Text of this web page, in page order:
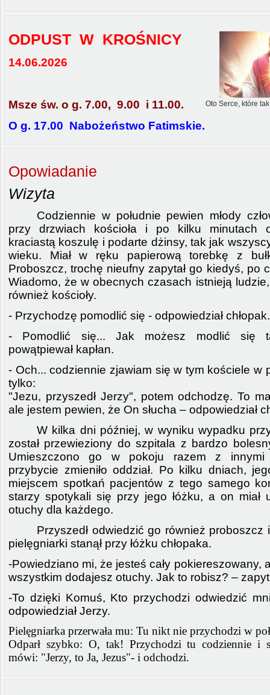
Oto Serce, które
ODPUST W KROŚNICY
14.06.2026
Msze św. o g. 7.00, 9.00 i 11.00.
O g. 17.00 Nabożeństwo Fatimskie.
Opowiadanie
Wizyta
Codziennie w południe pewien młody
przy drzwiach kościoła i po kilku minutach
kraciastą koszulę i podarte dżinsy, tak jak
wieku. Miał w ręku papierową torebkę z
Proboszcz, trochę nieufny zapytał go kiedyś, po
Wiadomo, że w obecnych czasach istnieją
również kościoły.
- Przychodzę pomodlić się - odpowiedział chłopak.
- Pomodlić się... Jak możesz modlić się
powątpiewał kapłan.
- Och... codziennie zjawiam się w tym kościele w
tylko:
"Jezu, przyszedł Jerzy", potem odchodzę. To
ale jestem pewien, że On słucha – odpowiedział
W kilka dni później, w wyniku wypadku
został przewieziony do szpitala z bardzo
Umieszczono go w pokoju razem z innymi
przybycie zmieniło oddział. Po kilku dniach,
miejscem spotkań pacjentów z tego samego
starzy spotykali się przy jego łóżku, a on miał
otuchy dla każdego.
Przyszedł odwiedzić go również proboszcz
pielęgniarki stanął przy łóżku chłopaka.
-Powiedziano mi, że jesteś cały pokiereszowany,
wszystkim dodajesz otuchy. Jak to robisz? –
-To dzięki Komuś, Kto przychodzi odwiedzić
odpowiedział Jerzy.
Pielęgniarka przerwała mu: Tu nikt nie przychodzi w
Odparł szybko: O, tak! Przychodzi tu codziennie i
mówi: "Jerzy, to Ja, Jezus"- i odchodzi.